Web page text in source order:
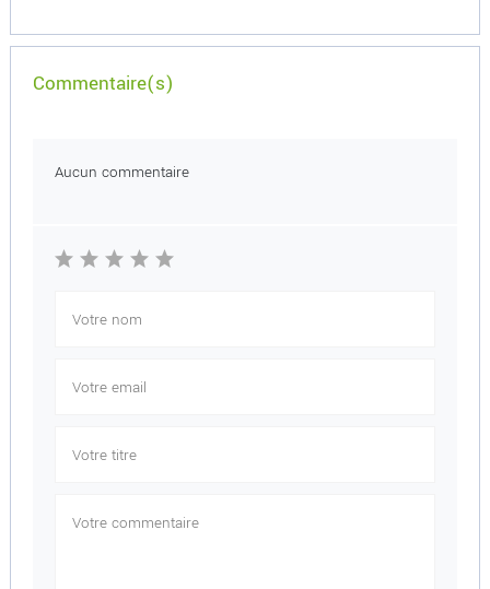
Commentaire(s)
Aucun commentaire